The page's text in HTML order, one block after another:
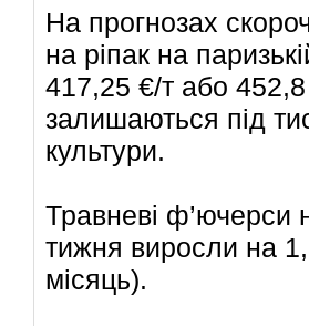
На прогнозах
на ріпак на
417,25 €/т або
залишаються під
культури.
Травневі ф’ючерси
тижня виросли на
місяць).